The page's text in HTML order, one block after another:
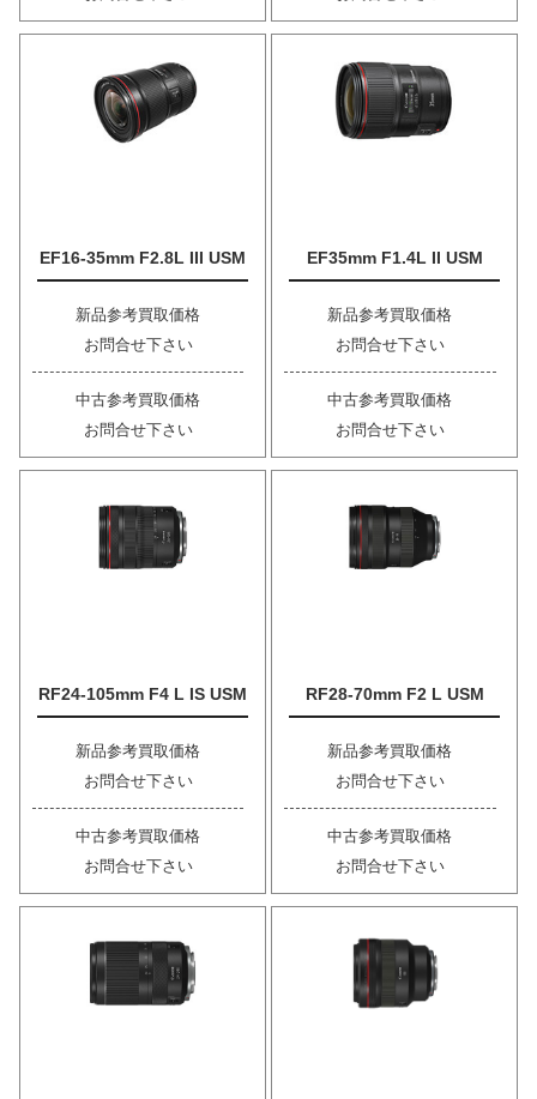
EF16-35mm F2.8L III USM
新品参考買取価格
お問合せ下さい
中古参考買取価格
お問合せ下さい
EF35mm F1.4L II USM
新品参考買取価格
お問合せ下さい
中古参考買取価格
お問合せ下さい
RF24-105mm F4 L IS USM
新品参考買取価格
お問合せ下さい
中古参考買取価格
お問合せ下さい
RF28-70mm F2 L USM
新品参考買取価格
お問合せ下さい
中古参考買取価格
お問合せ下さい